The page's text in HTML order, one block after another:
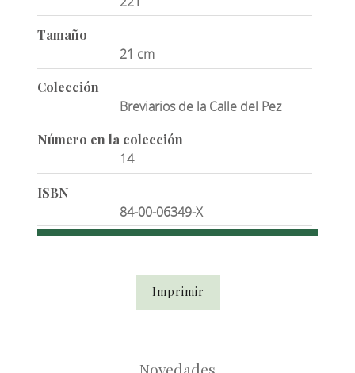
Tamaño
21 cm
Colección
Breviarios de la Calle del Pez
Número en la colección
14
ISBN
84-00-06349-X
Imprimir